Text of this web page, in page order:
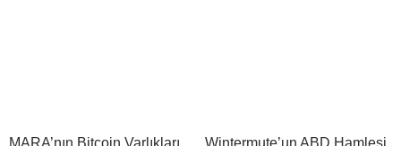
MARA’nın Bitcoin Varlıkları, Wintermute’un ABD Hamlesi